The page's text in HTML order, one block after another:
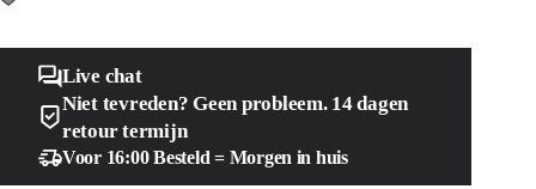
Live chat
Niet tevreden? Geen probleem. 14 dagen
retour termijn
Voor 16:00 Besteld = Morgen in huis